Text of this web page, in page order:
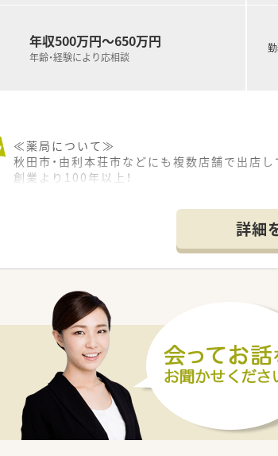
年収500万円～650万円
年齢・経験により応相談
≪薬局について≫
秋田市・由利本荘市などにも複数店舗で出店し
創業より100年以上！
詳細